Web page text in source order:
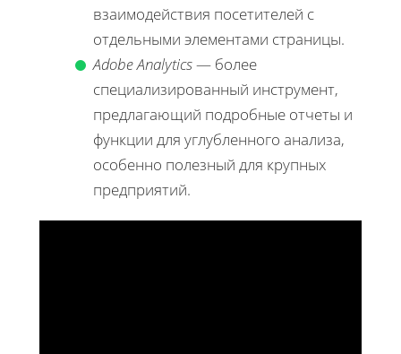
взаимодействия посетителей с
отдельными элементами страницы.
Adobe Analytics— более
специализированный инструмент,
предлагающий подробные отчеты и
функции для углубленного анализа,
особенно полезный для крупных
предприятий.